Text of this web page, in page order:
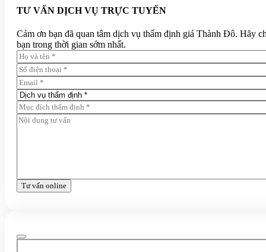
TƯ VẤN DỊCH VỤ TRỰC TUYẾN
Cảm ơn bạn đã quan tâm dịch vụ thẩm định giá Thành Đô. Hãy
bạn trong thời gian sớm nhất.
Tư vấn online